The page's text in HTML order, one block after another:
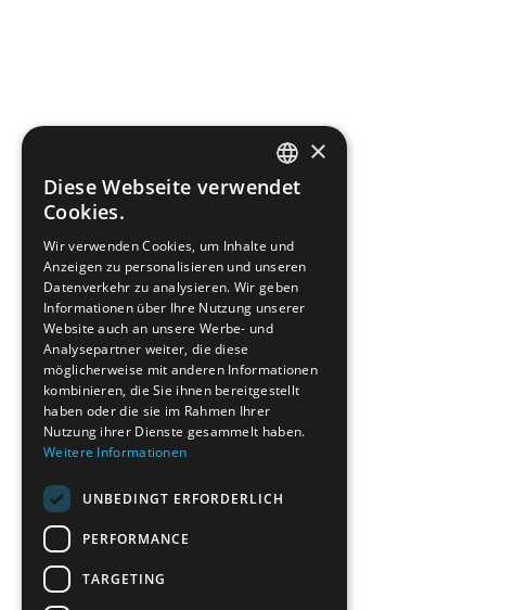
ENGLISH
FRENCH
BULGARIAN
ROMANIAN
TURKISH
×
Diese Webseite verwendet
Cookies.
Wir verwenden Cookies, um Inhalte und
Anzeigen zu personalisieren und unseren
Datenverkehr zu analysieren. Wir geben
Informationen über Ihre Nutzung unserer
Website auch an unsere Werbe- und
Analysepartner weiter, die diese
möglicherweise mit anderen Informationen
kombinieren, die Sie ihnen bereitgestellt
haben oder die sie im Rahmen Ihrer
Nutzung ihrer Dienste gesammelt haben.
Weitere Informationen
UNBEDINGT ERFORDERLICH
PERFORMANCE
TARGETING